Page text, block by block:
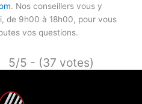
. Nos conseillers vous y
de 9h00 à 18h00, pour vous
vos questions.
5/5 - (37 votes)